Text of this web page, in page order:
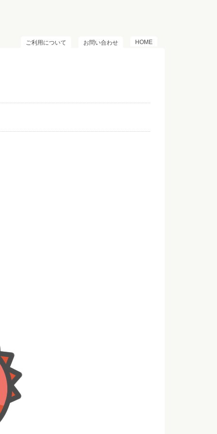
HOME
お問い合わせ
ご利用について